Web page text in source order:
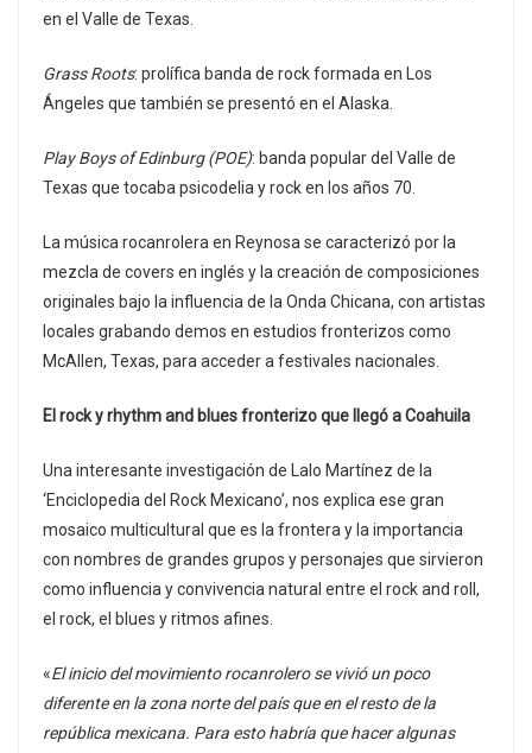
en el Valle de Texas.
Grass Roots: prolífica banda de rock formada en Los
Ángeles que también se presentó en el Alaska.
Play Boys of Edinburg (POE): banda popular del Valle de
Texas que tocaba psicodelia y rock en los años 70.
La música rocanrolera en Reynosa se caracterizó por la
mezcla de covers en inglés y la creación de composiciones
originales bajo la influencia de la Onda Chicana, con artistas
locales grabando demos en estudios fronterizos como
McAllen, Texas, para acceder a festivales nacionales.
El rock y rhythm and blues fronterizo que llegó a Coahuila
Una interesante investigación de Lalo Martínez de la
‘Enciclopedia del Rock Mexicano’, nos explica ese gran
mosaico multicultural que es la frontera y la importancia
con nombres de grandes grupos y personajes que sirvieron
como influencia y convivencia natural entre el rock and roll,
el rock, el blues y ritmos afines.
«El inicio del movimiento rocanrolero se vivió un poco
diferente en la zona norte del país que en el resto de la
república mexicana. Para esto habría que hacer algunas